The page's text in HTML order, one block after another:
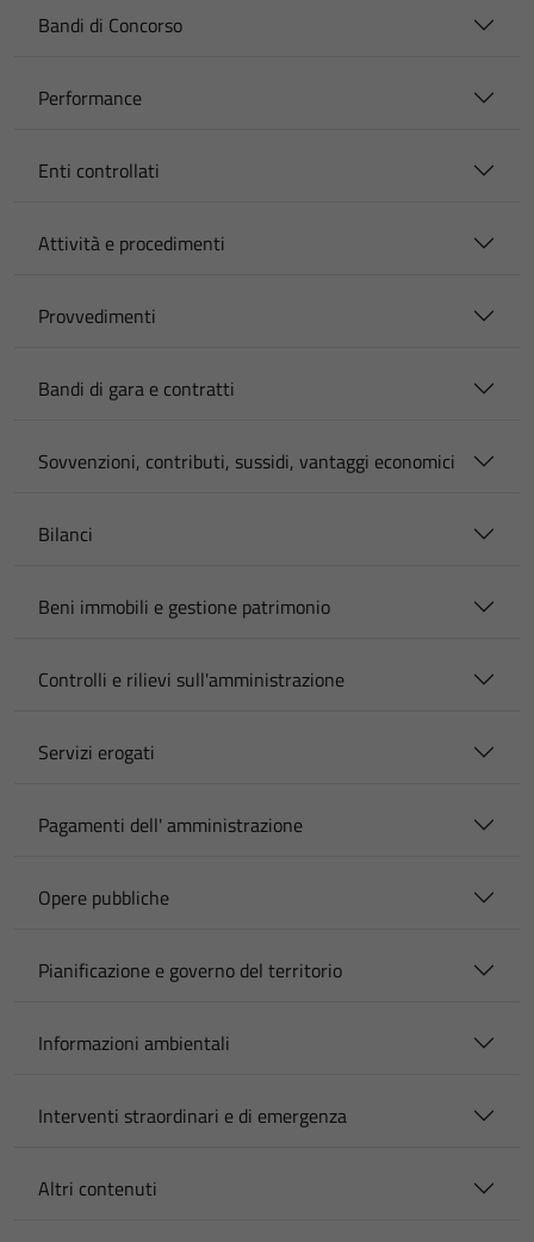
Bandi di Concorso
Performance
Enti controllati
Attività e procedimenti
Provvedimenti
Bandi di gara e contratti
Sovvenzioni, contributi, sussidi, vantaggi economici
Bilanci
Beni immobili e gestione patrimonio
Controlli e rilievi sull'amministrazione
Servizi erogati
Pagamenti dell' amministrazione
Opere pubbliche
Pianificazione e governo del territorio
Informazioni ambientali
Interventi straordinari e di emergenza
Altri contenuti